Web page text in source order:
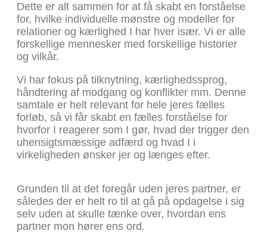
Dette er alt sammen for at få skabt en forståelse
for, hvilke individuelle mønstre og modeller for
relationer og kærlighed I har hver især. Vi er alle
forskellige mennesker med forskellige historier
og vilkår.
Vi har fokus på tilknytning, kærlighedssprog,
håndtering af modgang og konflikter mm. Denne
samtale er helt relevant for hele jeres fælles
forløb, så vi får skabt en fælles forståelse for
hvorfor I reagerer som I gør, hvad der trigger den
uhensigtsmæssige adfærd og hvad I i
virkeligheden ønsker jer og længes efter.
Grunden til at det foregår uden jeres partner, er
således der er helt ro til at gå på opdagelse i sig
selv uden at skulle tænke over, hvordan ens
partner mon hører ens ord.